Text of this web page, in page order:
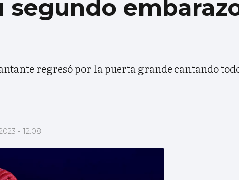
segundo
regresó por la puerta grande cantando
- 12:08